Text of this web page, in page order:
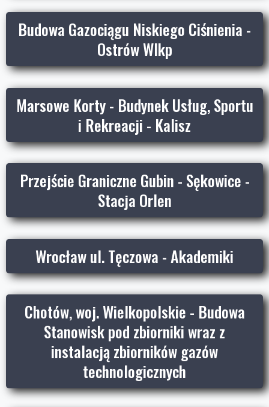
Budowa Gazociągu Niskiego Ciśnienia -
Ostrów Wlkp
Marsowe Korty - Budynek Usług, Sportu
i Rekreacji - Kalisz
Przejście Graniczne Gubin - Sękowice -
Stacja Orlen
Wrocław ul. Tęczowa - Akademiki
Chotów, woj. Wielkopolskie - Budowa
Stanowisk pod zbiorniki wraz z
instalacją zbiorników gazów
technologicznych